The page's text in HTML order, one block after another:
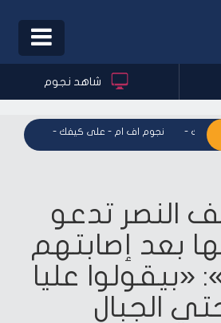
Toggle
شاهد نجوم
-
- نجوم اف ام - على كيفك نجوم
النصر تدعو
بعد إصابتهم
«بيقولوا عليا
الجبال